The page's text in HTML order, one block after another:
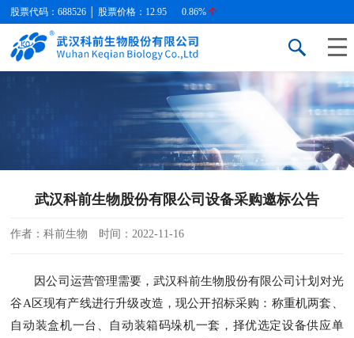
股票代码：688526 │ 股票价格： 12.95 0.86%
武汉科前生物股份有限公司设备采购邀标公告
作者：科前生物 时间：2022-11-16
因公司运营管理需要，武汉科前生物股份有限公司计划对光
谷A区现有产线进行升级改造，现公开招标采购：称重机两套、
自动装盒机一台、自动装箱码垛机一套，择优选定设备供应单